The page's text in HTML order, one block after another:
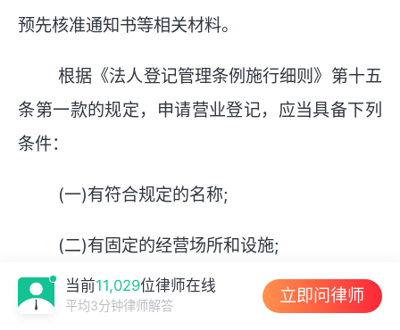
预先核准通知书等相关材料。
根据《法人登记管理条例施行细则》第十五
条第一款的规定，申请营业登记，应当具备下列
条件：
(一)有符合规定的名称;
(二)有固定的经营场所和设施;
(三)有相应的管理机构和负责人;
当前11,029位律师在线
平均3分钟律师解答 立即问律师